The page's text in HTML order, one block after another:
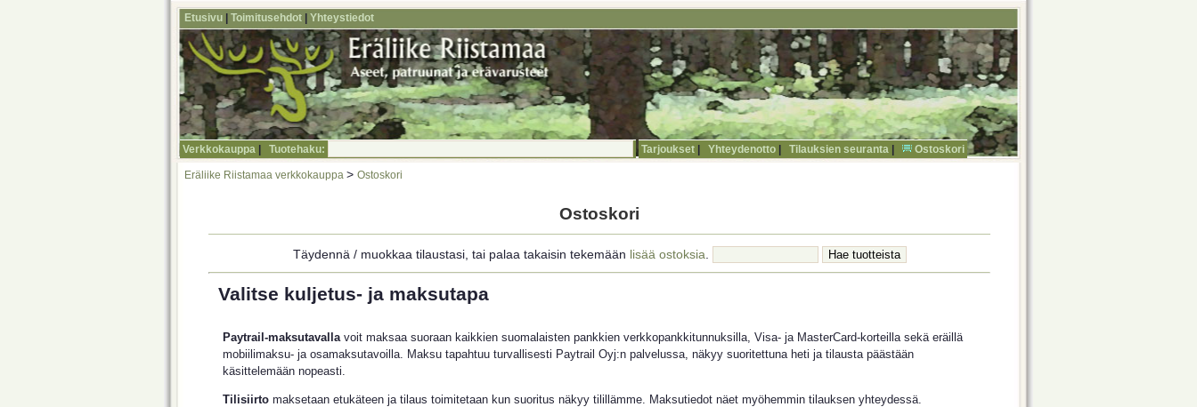
Etusivu Toimitusehdot Yhteystiedot
Verkkokauppa Tuotehaku: Tarjoukset Yhteydenotto Tilauksien seuranta Ostoskori
Eräliike Riistamaa verkkokauppa > Ostoskori
Ostoskori
Täydennä / muokkaa tilaustasi, tai palaa takaisin tekemään lisää ostoksia.
Valitse kuljetus- ja maksutapa
Paytrail-maksutavallavoit maksaa suoraan kaikkien suomalaisten pankkien verkkopankkitunnuksilla, Visa- ja MasterCard-korteilla sekä eräillä
mobiilimaksu- ja osamaksutavoilla. Maksu tapahtuu turvallisesti Paytrail Oyj:n palvelussa, näkyy suoritettuna heti ja tilausta päästään
käsittelemään nopeasti.
Tilisiirtomaksetaan etukäteen ja tilaus toimitetaan kun suoritus näkyy tilillämme. Maksutiedot näet myöhemmin tilauksen yhteydessä.